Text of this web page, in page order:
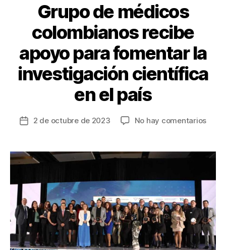
Grupo de médicos
colombianos recibe
apoyo para fomentar la
investigación científica
en el país
Fecha
entrada
2 de octubre de 2023 No hay comentariosen
para
la